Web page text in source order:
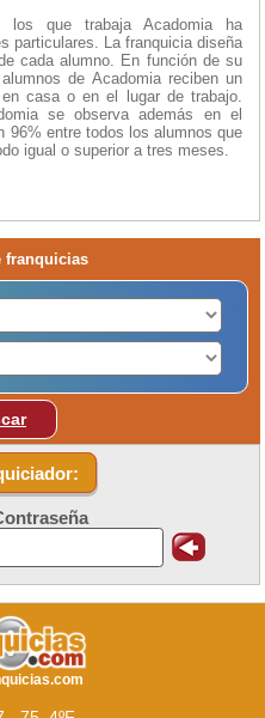
los que trabaja Acadomia ha
particulares. La franquicia diseña
cada alumno. En función de su
de Acadomia reciben un
casa o en el lugar de trabajo.
se observa además en el
96% entre todos los alumnos que
igual o superior a tres meses.
franquicias